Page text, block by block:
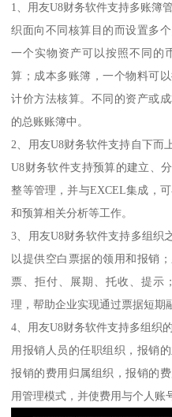
1、用友U8财务软件支持多账簿
织面向不同核算目的而设置多
一个实物资产可以按照不同的
算；成本多账簿，一个物料可
计价方法核算。不同的资产或
的总账账簿中。
2、用友U8财务软件支持自下而
U8财务软件支持预算的建立、
整等管理，并与EXCEL集成，
和预算相关分析等工作。
3、用友U8财务软件支持多组织
以提供空白票据的领用和报销
票、拒付、展期、托收、提示
理，帮助企业实现通过票据短期
4、用友U8财务软件支持多组织
用报销人员的任职组织，报销
报销的费用归属组织，报销的
用管理模式，并使费用与个人账